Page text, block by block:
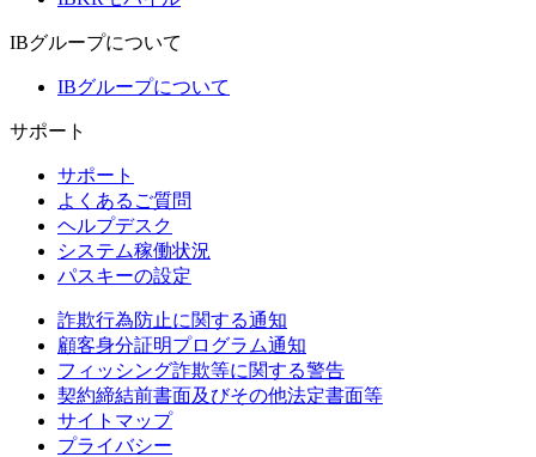
IBグループについて
IBグループについて
サポート
サポート
よくあるご質問
ヘルプデスク
システム稼働状況
パスキーの設定
詐欺行為防止に関する通知
顧客身分証明プログラム通知
フィッシング詐欺等に関する警告
契約締結前書面及びその他法定書面等
サイトマップ
プライバシー